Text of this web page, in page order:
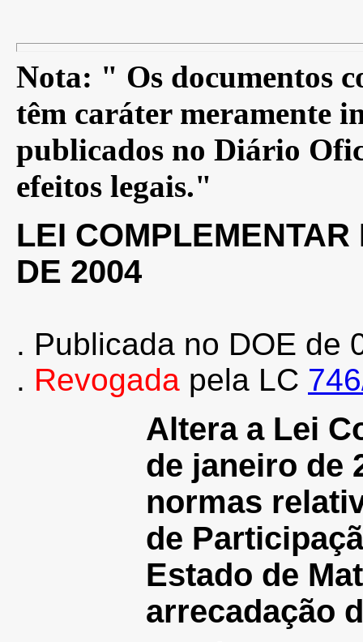
Nota: " Os documentos
têm caráter meramente
publicados no Diário
efeitos legais."
LEI COMPLEMENTAR
DE 2004
. Publicada no DOE de
. Revogada pela LC
Altera a Lei
de janeiro de
normas
de
Estado de
arrecadação